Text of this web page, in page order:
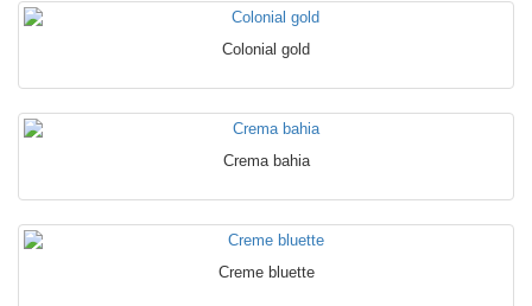
Colonial gold
Crema bahia
Creme bluette